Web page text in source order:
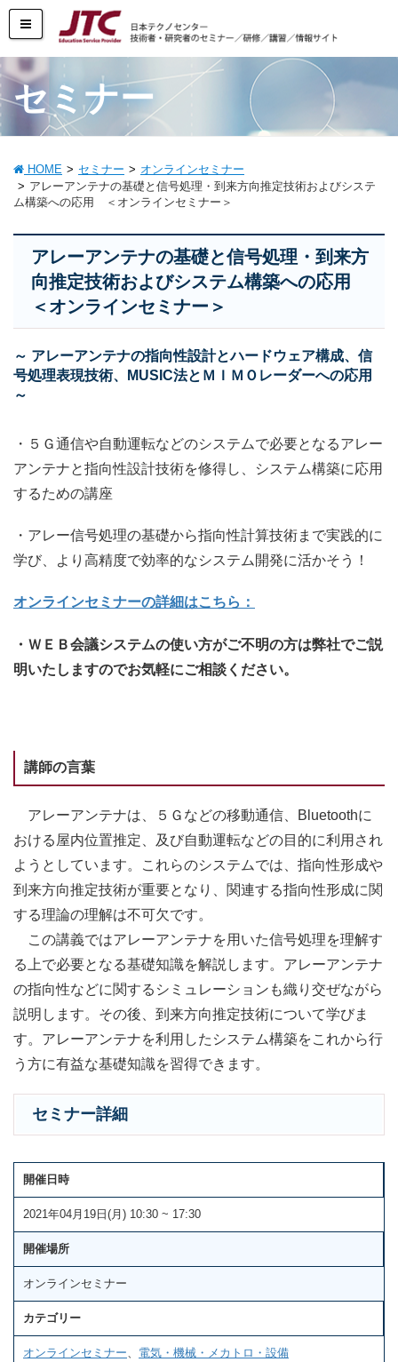
セミナー
HOME セミナー
オンラインセミナー
アレーアンテナの基礎と信号処理・到来方向推定技術およびシステ
ム構築への応用 ＜オンラインセミナー＞
アレーアンテナの基礎と信号処理・到来方
向推定技術およびシステム構築への応用
＜オンラインセミナー＞
～ アレーアンテナの指向性設計とハードウェア構成、信
号処理表現技術、MUSIC法とＭＩＭＯレーダーへの応用
～
・５Ｇ通信や自動運転などのシステムで必要となるアレー
アンテナと指向性設計技術を修得し、システム構築に応用
するための講座
・アレー信号処理の基礎から指向性計算技術まで実践的に
学び、より高精度で効率的なシステム開発に活かそう！
オンラインセミナーの詳細はこちら：
・ＷＥＢ会議システムの使い方がご不明の方は弊社でご説
明いたしますのでお気軽にご相談ください。
講師の言葉
アレーアンテナは、５Ｇなどの移動通信、Bluetoothに
おける屋内位置推定、及び自動運転などの目的に利用され
ようとしています。これらのシステムでは、指向性形成や
到来方向推定技術が重要となり、関連する指向性形成に関
する理論の理解は不可欠です。
この講義ではアレーアンテナを用いた信号処理を理解す
る上で必要となる基礎知識を解説します。アレーアンテナ
の指向性などに関するシミュレーションも織り交ぜながら
説明します。その後、到来方向推定技術について学びま
す。アレーアンテナを利用したシステム構築をこれから行
う方に有益な基礎知識を習得できます。
セミナー詳細
開催日時
2021年04月19日(月) 10:30 ~ 17:30
開催場所
オンラインセミナー
カテゴリー
オンラインセミナー、 電気・機械・メカトロ・設備